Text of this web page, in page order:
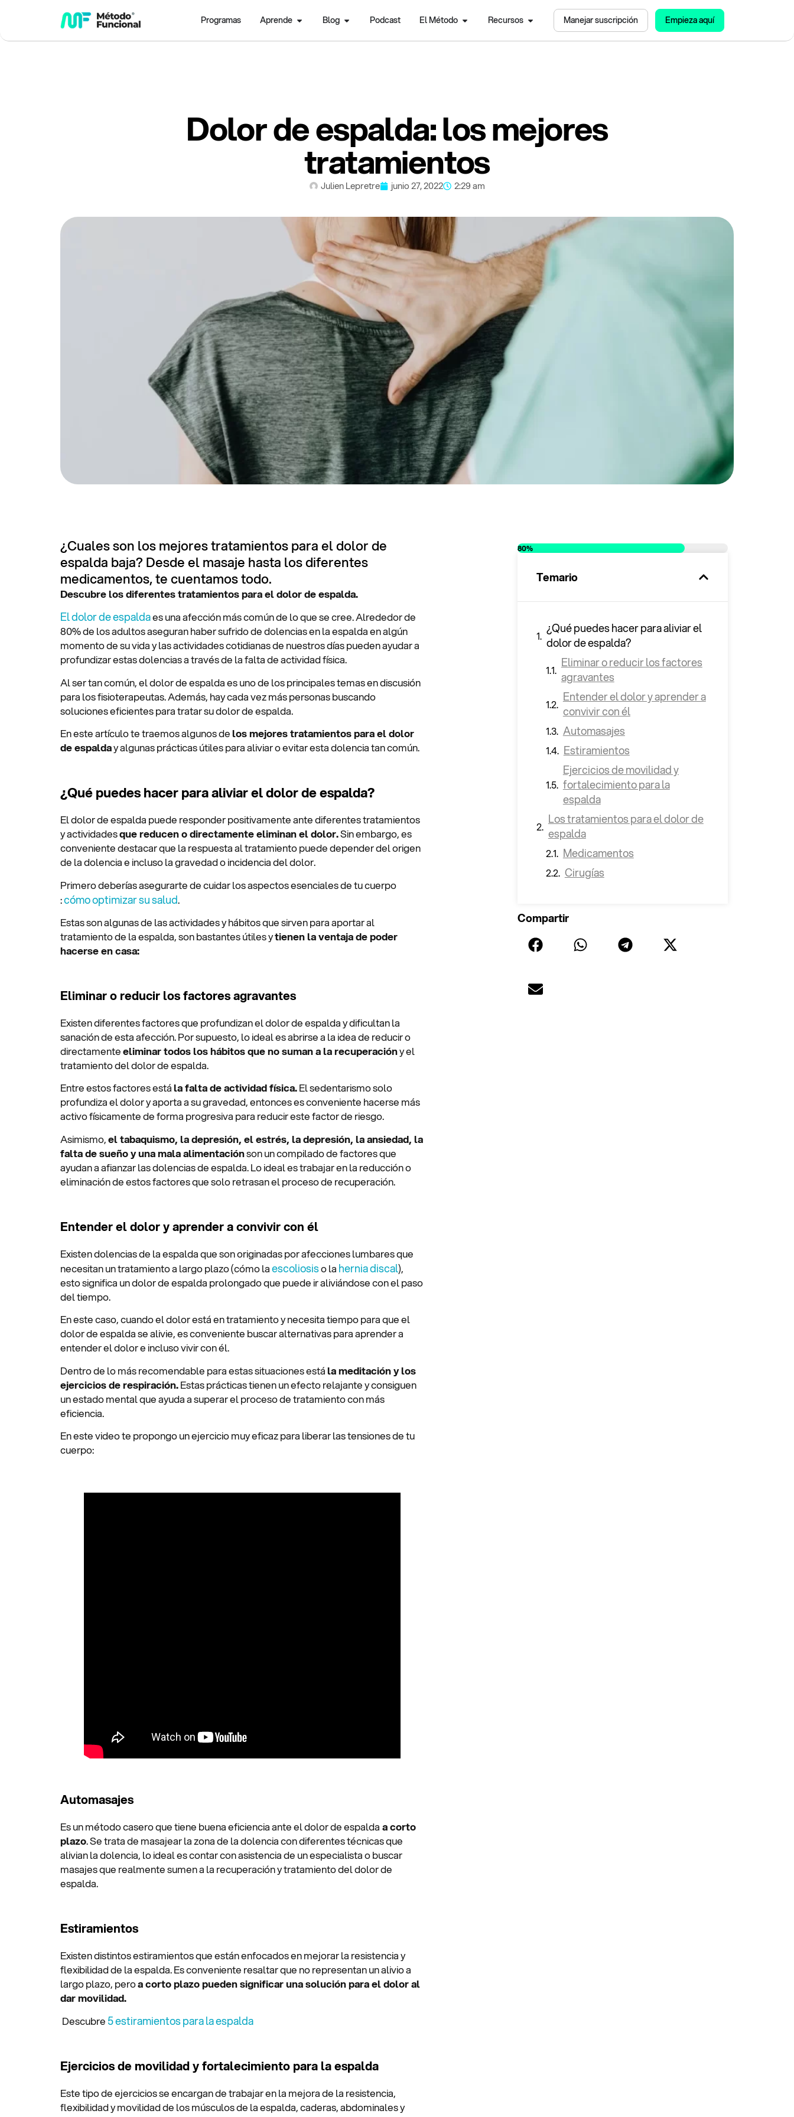
Programas Aprende Blog Podcast El Método Recursos Manejar suscripción Empieza aquí
Dolor de espalda: los mejores
tratamientos
Julien Lepretre junio 27, 2022 2:29 am
¿Cuales son los mejores tratamientos para el dolor de
espalda baja? Desde el masaje hasta los diferentes
medicamentos, te cuentamos todo.
Descubre los diferentes tratamientos para el dolor de espalda.
El dolor de espaldaes una afección más común de lo que se cree. Alrededor de
80% de los adultos aseguran haber sufrido de dolencias en la espalda en algún
momento de su vida y las actividades cotidianas de nuestros días pueden ayudar a
profundizar estas dolencias a través de la falta de actividad física.
Al ser tan común, el dolor de espalda es uno de los principales temas en discusión
para los fisioterapeutas. Además, hay cada vez más personas buscando
soluciones eficientes para tratar su dolor de espalda.
En este artículo te traemos algunos delos mejores tratamientos para el dolor
de espalday algunas prácticas útiles para aliviar o evitar esta dolencia tan común.
¿Qué puedes hacer para aliviar el dolor de espalda?
El dolor de espalda puede responder positivamente ante diferentes tratamientos
y actividadesque reducen o directamente eliminan el dolor.Sin embargo, es
conveniente destacar que la respuesta al tratamiento puede depender del origen
de la dolencia e incluso la gravedad o incidencia del dolor.
Primero deberías asegurarte de cuidar los aspectos esenciales de tu cuerpo
:cómo optimizar su salud.
Estas son algunas de las actividades y hábitos que sirven para aportar al
tratamiento de la espalda, son bastantes útiles ytienen la ventaja de poder
hacerse en casa:
Eliminar o reducir los factores agravantes
Existen diferentes factores que profundizan el dolor de espalda y dificultan la
sanación de esta afección. Por supuesto, lo ideal es abrirse a la idea de reducir o
directamenteeliminar todos los hábitos que no suman a la recuperacióny el
tratamiento del dolor de espalda.
Entre estos factores estála falta de actividad física.El sedentarismo solo
profundiza el dolor y aporta a su gravedad, entonces es conveniente hacerse más
activo físicamente de forma progresiva para reducir este factor de riesgo.
Asimismo,el tabaquismo, la depresión, el estrés, la depresión, la ansiedad, la
falta de sueño y una mala alimentaciónson un compilado de factores que
ayudan a afianzar las dolencias de espalda. Lo ideal es trabajar en la reducción o
eliminación de estos factores que solo retrasan el proceso de recuperación.
Entender el dolor y aprender a convivir con él
Existen dolencias de la espalda que son originadas por afecciones lumbares que
necesitan un tratamiento a largo plazo (cómo laescoliosiso la hernia discal),
esto significa un dolor de espalda prolongado que puede ir aliviándose con el paso
del tiempo.
En este caso, cuando el dolor está en tratamiento y necesita tiempo para que el
dolor de espalda se alivie, es conveniente buscar alternativas para aprender a
entender el dolor e incluso vivir con él.
Dentro de lo más recomendable para estas situaciones estála meditación y los
ejercicios de respiración.Estas prácticas tienen un efecto relajante y consiguen
un estado mental que ayuda a superar el proceso de tratamiento con más
eficiencia.
En este video te propongo un ejercicio muy eficaz para liberar las tensiones de tu
cuerpo:
Automasajes
Es un método casero que tiene buena eficiencia ante el dolor de espalda a corto
plazo. Se trata de masajear la zona de la dolencia con diferentes técnicas que
alivian la dolencia, lo ideal es contar con asistencia de un especialista o buscar
masajes que realmente sumen a la recuperación y tratamiento del dolor de
espalda.
Estiramientos
Existen distintos estiramientos que están enfocados en mejorar la resistencia y
flexibilidad de la espalda. Es conveniente resaltar que no representan un alivio a
largo plazo, peroa corto plazo pueden significar una solución para el dolor al
dar movilidad.
Descubre 5 estiramientos para la espalda
Ejercicios de movilidad y fortalecimiento para la espalda
Este tipo de ejercicios se encargan de trabajar en la mejora de la resistencia,
flexibilidad y movilidad de los músculos de la espalda, caderas, abdominales y
80%
Temario
¿Qué puedes hacer para aliviar el
dolor de espalda?
Eliminar o reducir los factores
agravantes
Entender el dolor y aprender a
convivir con él
Automasajes
Estiramientos
Ejercicios de movilidad y
fortalecimiento para la
espalda
Los tratamientos para el dolor de
espalda
Medicamentos
Cirugías
Compartir